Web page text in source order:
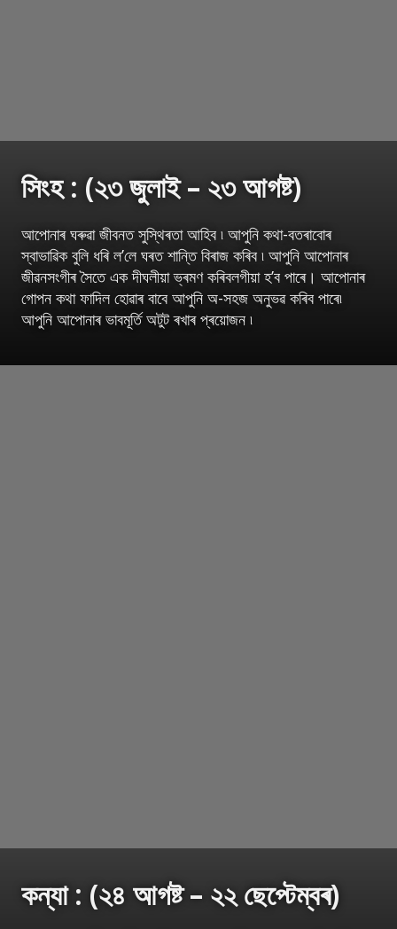
সিংহ : (২৩ জুলাই – ২৩ আগষ্ট)
আপোনাৰ ঘৰুৱা জীবনত সুস্থিৰতা আহিব ৷ আপুনি কথা-বতৰাবোৰ
স্বাভাৱিক বুলি ধৰি ল’লে ঘৰত শান্তি বিৰাজ কৰিব ৷ আপুনি আপোনাৰ
জীৱনসংগীৰ সৈতে এক দীঘলীয়া ভ্ৰমণ কৰিবলগীয়া হ’ব পাৰে। আপোনাৰ
গোপন কথা ফাদিল হোৱাৰ বাবে আপুনি অ-সহজ অনুভৱ কৰিব পাৰে৷
আপুনি আপোনাৰ ভাবমূৰ্তি অটুট ৰখাৰ প্ৰয়োজন ৷
কন্যা : (২৪ আগষ্ট – ২২ ছেপ্টেম্বৰ)